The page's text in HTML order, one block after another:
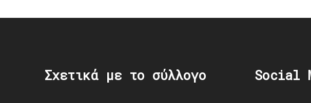
Σχετικά με το σύλλογο Social